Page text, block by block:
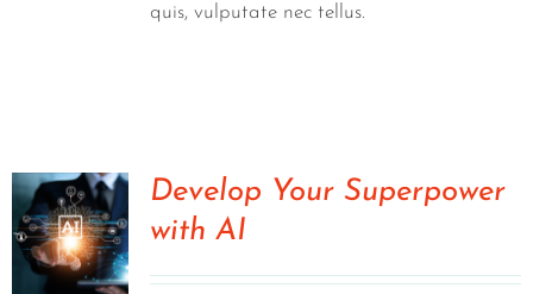
quis, vulputate nec tellus.
Develop Your Superpower
with AI